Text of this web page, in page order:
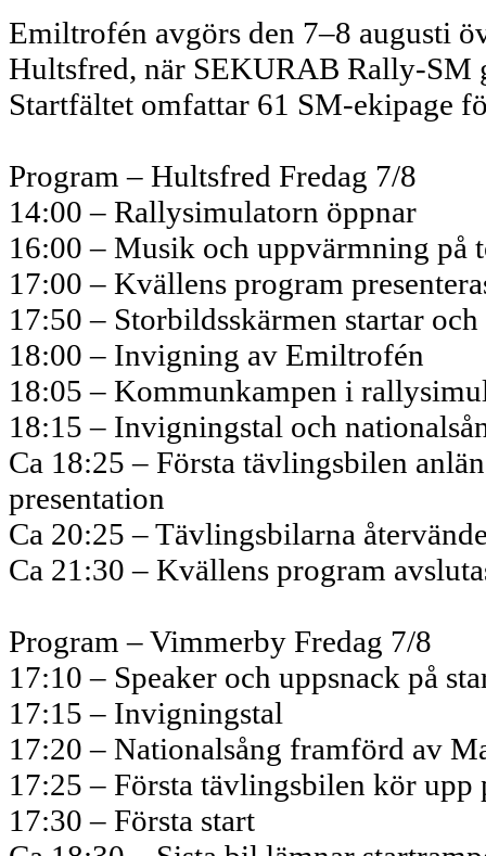
Emiltrofén avgörs den 7–8 augusti
Hultsfred, när SEKURAB Rally-SM
Startfältet omfattar 61 SM-ekipage
Program – Hultsfred Fredag 7/8
14:00 – Rallysimulatorn öppnar
16:00 – Musik och uppvärmning på
17:00 – Kvällens program
17:50 – Storbildsskärmen startar
18:00 – Invigning av Emiltrofén
18:05 – Kommunkampen i
18:15 – Invigningstal och
Ca 18:25 – Första tävlingsbilen
presentation
Ca 20:25 – Tävlingsbilarna
Ca 21:30 – Kvällens program
Program – Vimmerby Fredag 7/8
17:10 – Speaker och uppsnack på
17:15 – Invigningstal
17:20 – Nationalsång framförd av
17:25 – Första tävlingsbilen kör upp
17:30 – Första start